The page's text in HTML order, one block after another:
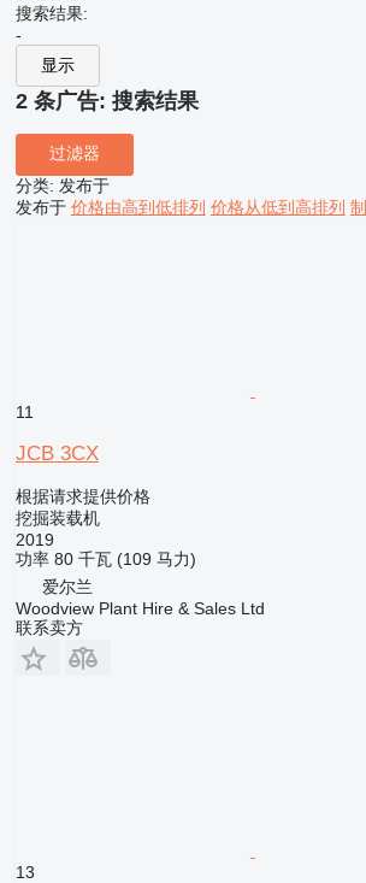
搜索结果:
-
显示
2 条广告: 搜索结果
过滤器
分类: 发布于
发布于 价格由高到低排列 价格从低到高排列
11
JCB 3CX
根据请求提供价格
挖掘装载机
2019
功率 80 千瓦 (109 马力)
爱尔兰
Woodview Plant Hire & Sales Ltd
联系卖方
13